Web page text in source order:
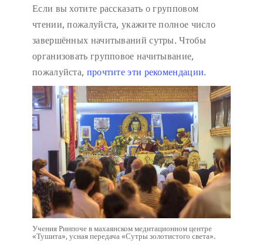
Если вы хотите рассказать о групповом
чтении, пожалуйста, укажите полное число
завершённых начитываний сутры. Чтобы
организовать групповое начитывание,
пожалуйста, прочтите эти рекомендации.
Учения Ринпоче в махаянском медитационном центре
«Тушита», усная передача «Сутры золотистого света».